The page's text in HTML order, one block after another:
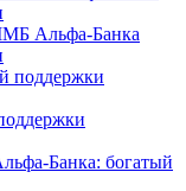
Альфа-Банка